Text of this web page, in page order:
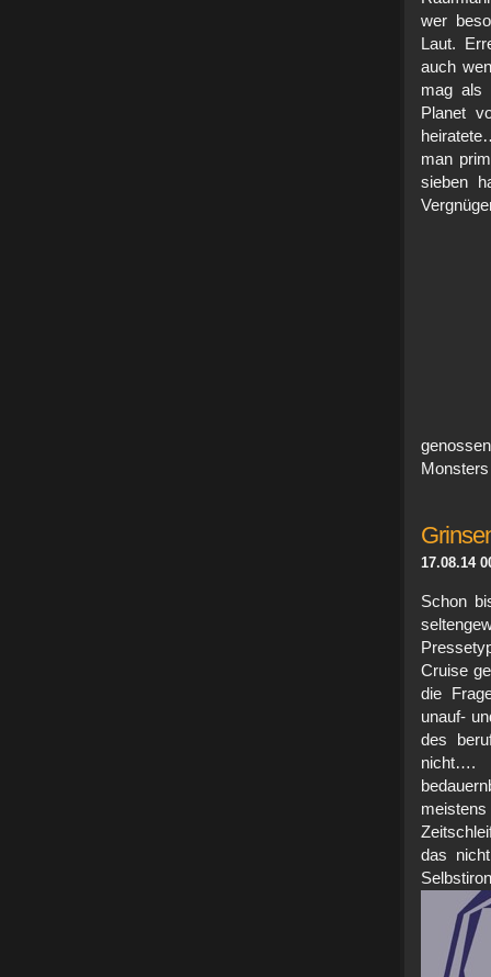
wer
Laut.
auch
mag als
Planet
man
sieben
17.08.14
Schon
Cruise
die
unauf-
des
nicht….
meistens
das